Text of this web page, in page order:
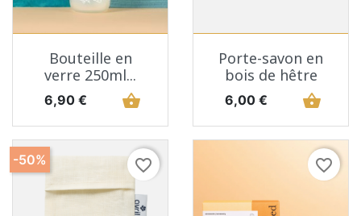
Bouteille en
verre 250ml...
Prix
6,90 € shopping_basket
Porte-savon en
bois de hêtre
Prix
6,00 € shopping_basket
favorite_border
-50% favorite_border